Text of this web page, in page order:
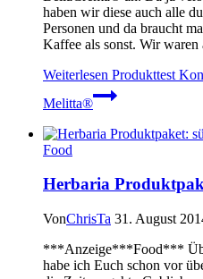
haben wir diese auch alle
Personen und da braucht
Kaffee als sonst. Wir
Weiterlesen Produkttest
Melitta®
Food
Herbaria
VonChrisTa 31. August
***Anzeige***Food***
habe ich Euch schon vor